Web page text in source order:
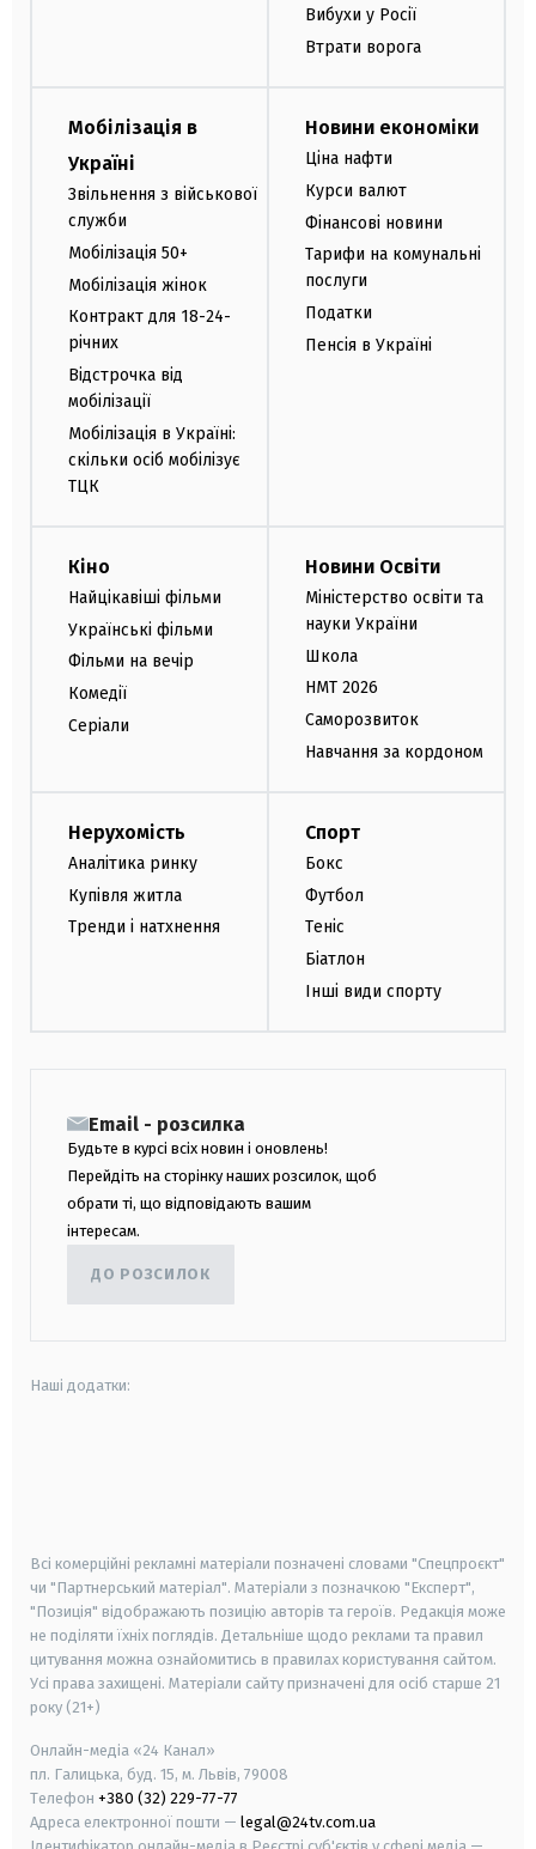
Вибухи у Росії
Втрати ворога
Мобілізація в
Україні
Звільнення з військової
служби
Мобілізація 50+
Мобілізація жінок
Контракт для 18-24-
річних
Відстрочка від
мобілізації
Мобілізація в Україні:
скільки осіб мобілізує
ТЦК
Новини економіки
Ціна нафти
Курси валют
Фінансові новини
Тарифи на комунальні
послуги
Податки
Пенсія в Україні
Кіно
Найцікавіші фільми
Українські фільми
Фільми на вечір
Комедії
Серіали
Новини Освіти
Міністерство освіти та
науки України
Школа
НМТ 2026
Саморозвиток
Навчання за кордоном
Нерухомість
Аналітика ринку
Купівля житла
Тренди і натхнення
Спорт
Бокс
Футбол
Теніс
Біатлон
Інші види спорту
Email - розсилка
Будьте в курсі всіх новин і оновлень!
Перейдіть на сторінку наших розсилок, щоб
обрати ті, що відповідають вашим
інтересам.
ДО РОЗСИЛОК
Наші додатки:
Всі комерційні рекламні матеріали позначені словами "Спецпроєкт"
чи "Партнерський матеріал". Матеріали з позначкою "Експерт",
"Позиція" відображають позицію авторів та героїв. Редакція може
не поділяти їхніх поглядів. Детальніше щодо реклами та правил
цитування можна ознайомитись в правилах користування сайтом.
Усі права захищені. Матеріали сайту призначені для осіб старше 21
року (21+)
Онлайн-медіа «24 Канал»
пл. Галицька, буд. 15, м. Львів, 79008
Телефон +380 (32) 229-77-77
Адреса електронної пошти — legal@24tv.com.ua